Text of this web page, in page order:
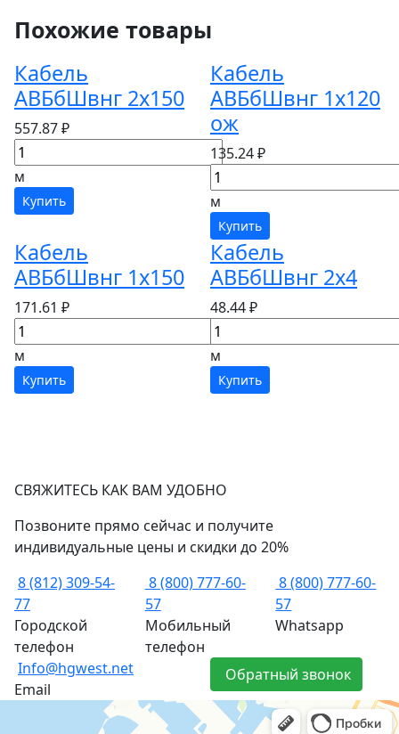
Похожие товары
Кабель
АВБбШвнг 2х150
557.87 ₽
м
Купить
Кабель
АВБбШвнг 1х120
ож
135.24 ₽
м
Купить
Кабель
АВБбШвнг 1х150
171.61 ₽
м
Купить
Кабель
АВБбШвнг 2х4
48.44 ₽
м
Купить
СВЯЖИТЕСЬ КАК ВАМ УДОБНО
Позвоните прямо сейчас и получите
индивидуальные цены и скидки до 20%
8 (812) 309-54-
77
Городской
телефон
8 (800) 777-60-
57
Мобильный
телефон
8 (800) 777-60-
57
Whatsapp
Info@hgwest.net
Email
Обратный звонок